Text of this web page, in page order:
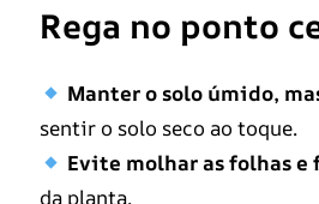
Rega no ponto
Manter o solo úmido,
sentir o solo seco ao toque.
Evite molhar as folhas e
da planta.